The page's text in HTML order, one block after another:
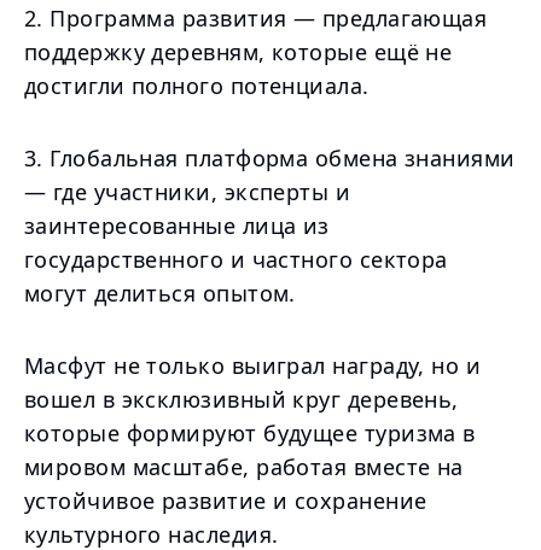
2. Программа развития — предлагающая
поддержку деревням, которые ещё не
достигли полного потенциала.
3. Глобальная платформа обмена знаниями
— где участники, эксперты и
заинтересованные лица из
государственного и частного сектора
могут делиться опытом.
Масфут не только выиграл награду, но и
вошел в эксклюзивный круг деревень,
которые формируют будущее туризма в
мировом масштабе, работая вместе на
устойчивое развитие и сохранение
культурного наследия.